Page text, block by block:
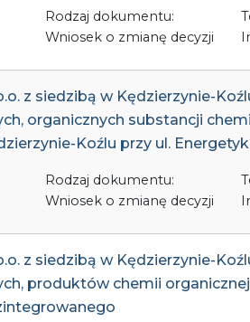
Rodzaj dokumentu:
Wniosek o zmianę decyzji
z siedzibą w Kędzierzynie-
organicznych substancji
Koźlu przy ul.
Rodzaj dokumentu:
Wniosek o zmianę decyzji
z siedzibą w Kędzierzynie-
produktów chemii